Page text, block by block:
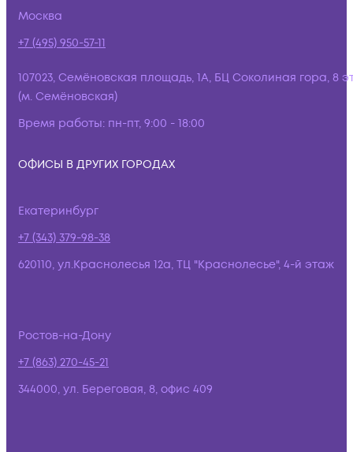
Москва
+7 (495) 950-57-11
107023, Семёновская площадь, 1А, БЦ Соколиная гора, 8
(м. Семёновская)
Время работы: пн-пт, 9:00 - 18:00
ОФИСЫ В ДРУГИХ ГОРОДАХ
Екатеринбург
+7 (343) 379-98-38
620110, ул.Краснолесья 12а, ТЦ "Краснолесье", 4-й этаж
Ростов-на-Дону
+7 (863) 270-45-21
344000, ул. Береговая, 8, офис 409